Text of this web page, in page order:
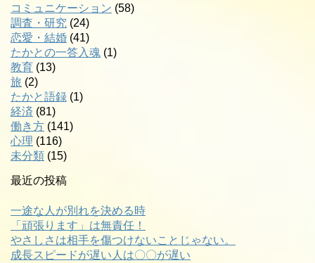
コミュニケーション (58)
調査・研究 (24)
恋愛・結婚 (41)
たかとの一答入魂 (1)
教育 (13)
旅 (2)
たかと語録 (1)
経済 (81)
働き方 (141)
心理 (116)
未分類 (15)
最近の投稿
一途な人が別れを決める時
「頑張ります」は無責任！
やさしさは相手を傷つけないことじゃない。
成長スピードが遅い人は〇〇が遅い